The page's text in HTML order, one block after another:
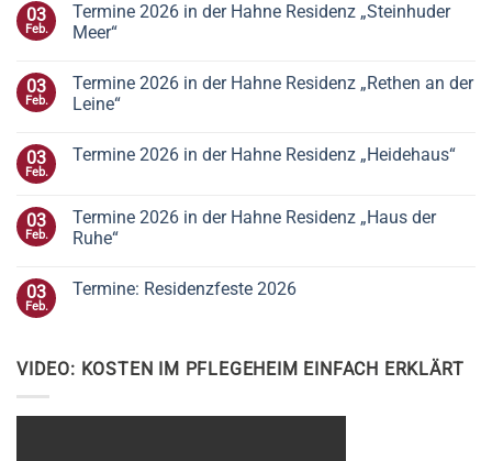
03
Feb.
Termine 2026 in der Hahne Residenz „Steinhuder
Meer“
03
Feb.
Termine 2026 in der Hahne Residenz „Rethen an der
Leine“
03
Feb.
Termine 2026 in der Hahne Residenz „Heidehaus“
03
Feb.
Termine 2026 in der Hahne Residenz „Haus der
Ruhe“
03
Feb.
Termine: Residenzfeste 2026
VIDEO: KOSTEN IM PFLEGEHEIM EINFACH ERKLÄRT